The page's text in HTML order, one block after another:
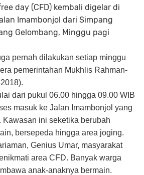
day (CFD) kembali digelar di
Imambonjol dari Simpang
Gelombang, Minggu pagi
pernah dilakukan setiap minggu
pemerintahan Mukhlis Rahman-
dari pukul 06.00 hingga 09.00 WIB
masuk ke Jalan Imambonjol yang
ini seketika berubah
bersepeda hingga area joging.
Genius Umar, masyarakat
area CFD. Banyak warga
anak-anaknya bermain.